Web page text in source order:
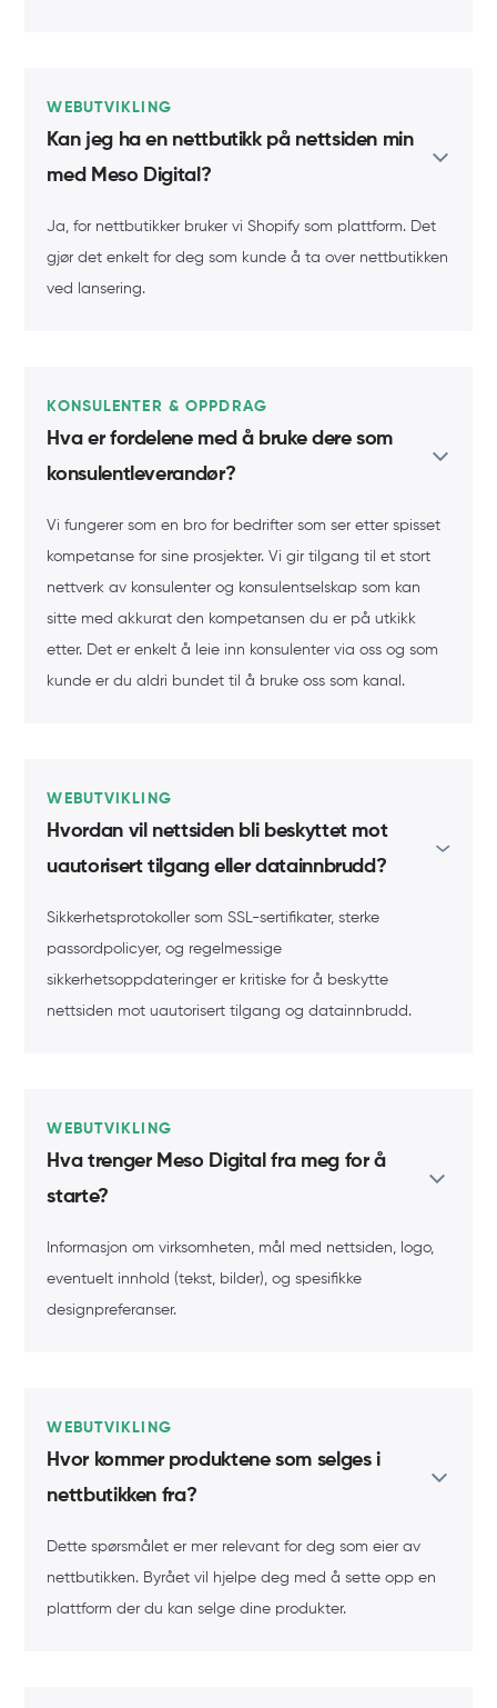
WEBUTVIKLING
Kan jeg ha en nettbutikk på nettsiden min
med Meso Digital?
Ja, for nettbutikker bruker vi Shopify som plattform. Det
gjør det enkelt for deg som kunde å ta over nettbutikken
ved lansering.
KONSULENTER & OPPDRAG
Hva er fordelene med å bruke dere som
konsulentleverandør?
Vi fungerer som en bro for bedrifter som ser etter spisset
kompetanse for sine prosjekter. Vi gir tilgang til et stort
nettverk av konsulenter og konsulentselskap som kan
sitte med akkurat den kompetansen du er på utkikk
etter. Det er enkelt å leie inn konsulenter via oss og som
kunde er du aldri bundet til å bruke oss som kanal.
WEBUTVIKLING
Hvordan vil nettsiden bli beskyttet mot
uautorisert tilgang eller datainnbrudd?
Sikkerhetsprotokoller som SSL-sertifikater, sterke
passordpolicyer, og regelmessige
sikkerhetsoppdateringer er kritiske for å beskytte
nettsiden mot uautorisert tilgang og datainnbrudd.
WEBUTVIKLING
Hva trenger Meso Digital fra meg for å
starte?
Informasjon om virksomheten, mål med nettsiden, logo,
eventuelt innhold (tekst, bilder), og spesifikke
designpreferanser.
WEBUTVIKLING
Hvor kommer produktene som selges i
nettbutikken fra?
Dette spørsmålet er mer relevant for deg som eier av
nettbutikken. Byrået vil hjelpe deg med å sette opp en
plattform der du kan selge dine produkter.